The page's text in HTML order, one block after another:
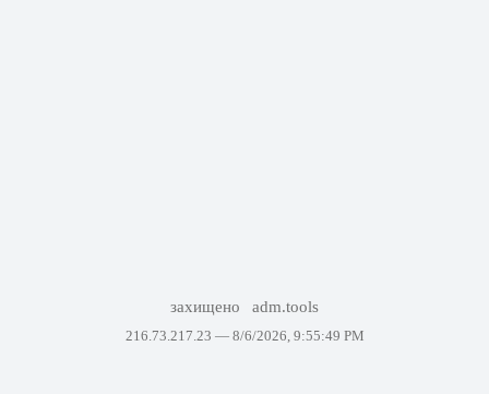
захищено adm.tools
216.73.217.23 — 8/6/2026, 9:55:49 PM